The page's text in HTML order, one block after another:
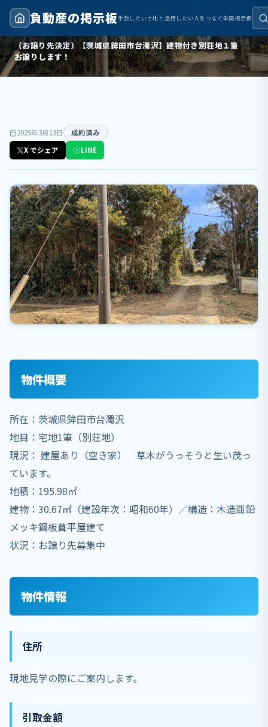
負動産の掲示板手放したい土地と活用したい人をつなぐ全国掲示板
トップ
成約済み
（お譲り先決定）【茨城県鉾田市台濁沢】建物付き別荘地１筆
お譲りします！
2025年3月13日
成約済み
X でシェア
LINE
物件概要
所在：茨城県鉾田市台濁沢
地目：宅地1筆（別荘地）
現況： 建屋あり（空き家） 草木がうっそうと生い茂っ
ています。
地積：195.98㎡
建物：30.67㎡（建設年次：昭和60年）／構造：木造亜鉛
メッキ鋼板葺平屋建て
状況：お譲り先募集中
物件情報
住所
現地見学の際にご案内します。
引取金額